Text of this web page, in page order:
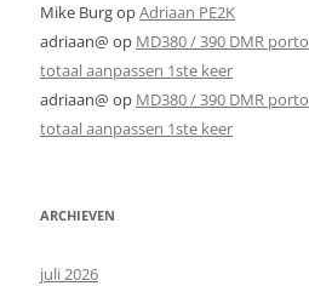
Mike BurgopAdriaan PE2K
adriaan@ op MD380 / 390 DMR porto
totaal aanpassen 1ste keer
adriaan@ op MD380 / 390 DMR porto
totaal aanpassen 1ste keer
ARCHIEVEN
juli 2026